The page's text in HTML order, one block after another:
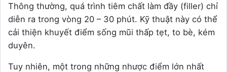
Thông thường, quá trình tiêm chất làm đầy (filler) chỉ
diễn ra trong vòng 20 – 30 phút. Kỹ thuật này có thể
cải thiện khuyết điểm sống mũi thấp tẹt, to bè, kém
duyên.
Tuy nhiên, một trong những nhược điểm lớn nhất